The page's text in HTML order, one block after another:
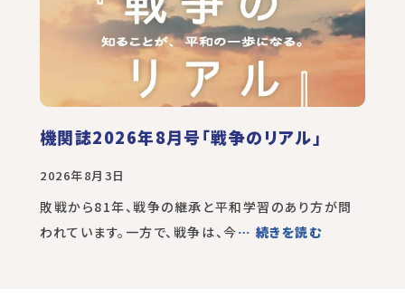
機関誌2026年8月号「戦争のリアル」
2026年8月3日
敗戦から81年、戦争の継承と平和学習のあり方が問
われています。一方で、戦争は、今… 続きを読む